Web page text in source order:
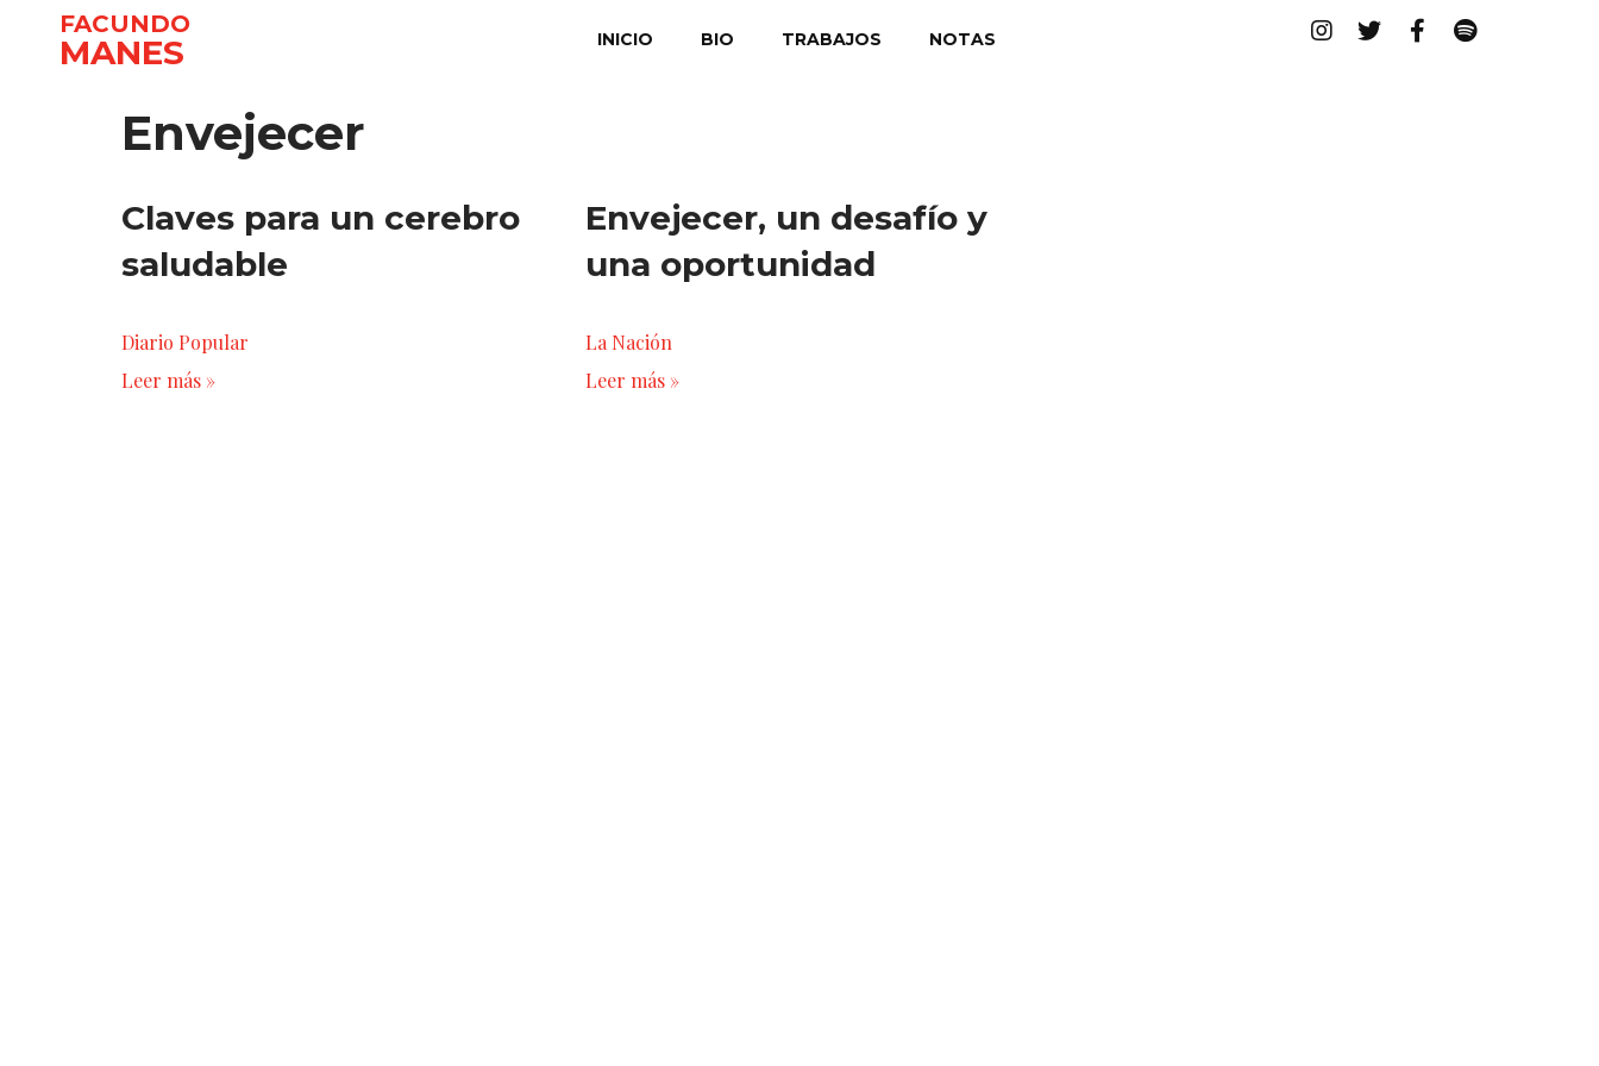
FACUNDO
MANES INICIO BIO TRABAJOS NOTAS
Envejecer
Claves para un cerebro
saludable
Diario Popular
Leer más »
Envejecer, un desafío y
una oportunidad
La Nación
Leer más »